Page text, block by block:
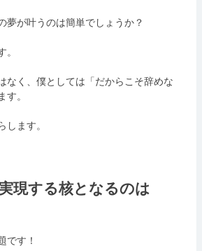
夢が叶うのは簡単でしょうか？
。
なく、僕としては「だからこそ辞めな
す。
します。
現する核となるのは
です！